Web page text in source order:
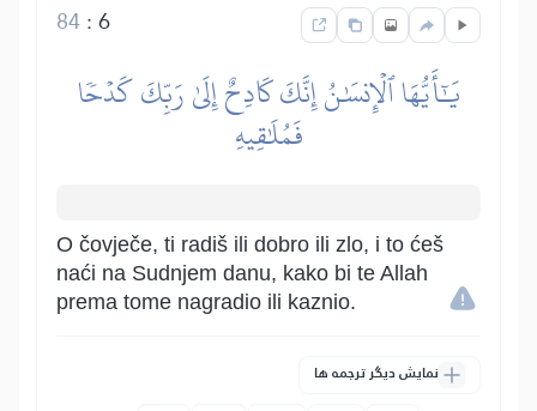
6
:
84
يَٰٓأَيُّهَا ٱلۡإِنسَٰنُ إِنَّكَ كَادِحٌ إِلَىٰ رَبِّكَ كَدۡحٗا
فَمُلَٰقِيهِ
O čovječe, ti radiš ili dobro ili zlo, i to ćeš
naći na Sudnjem danu, kako bi te Allah
prema tome nagradio ili kaznio.
نمایش دیگر ترجمه ها